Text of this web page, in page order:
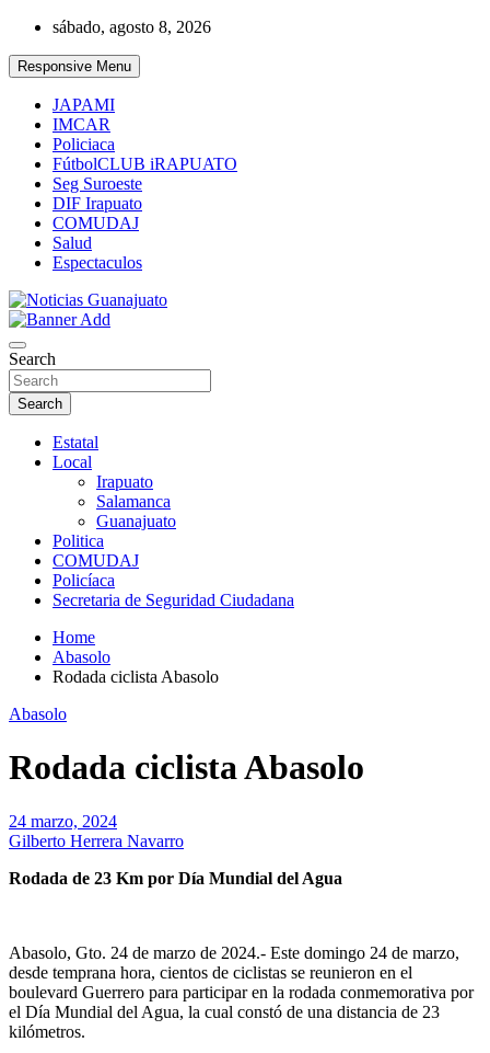
Skip
content
sábado, agosto 8, 2026
Responsive Menu
JAPAMI
IMCAR
Policiaca
FútbolCLUB iRAPUATO
Seg Suroeste
DIF Irapuato
COMUDAJ
Salud
Espectaculos
Noticias Guanajuato
Search
Search
Estatal
Local
Irapuato
Salamanca
Guanajuato
Politica
COMUDAJ
Policíaca
Secretaria de Seguridad Ciudadana
Home
Abasolo
Rodada ciclista Abasolo
Abasolo
Rodada ciclista Abasolo
24 marzo, 2024
Gilberto Herrera Navarro
Rodada de 23 Km por Día Mundial del Agua
Abasolo, Gto. 24 de marzo de 2024.- Este domingo 24 de marzo,
desde temprana hora, cientos de ciclistas se reunieron en el
boulevard Guerrero para participar en la rodada conmemorativa por
el Día Mundial del Agua, la cual constó de una distancia de 23
kilómetros.